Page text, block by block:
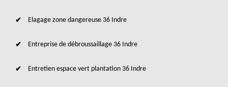
Elagage zone dangereuse 36 Indre
Entreprise de débroussaillage 36 Indre
Entretien espace vert plantation 36 Indre